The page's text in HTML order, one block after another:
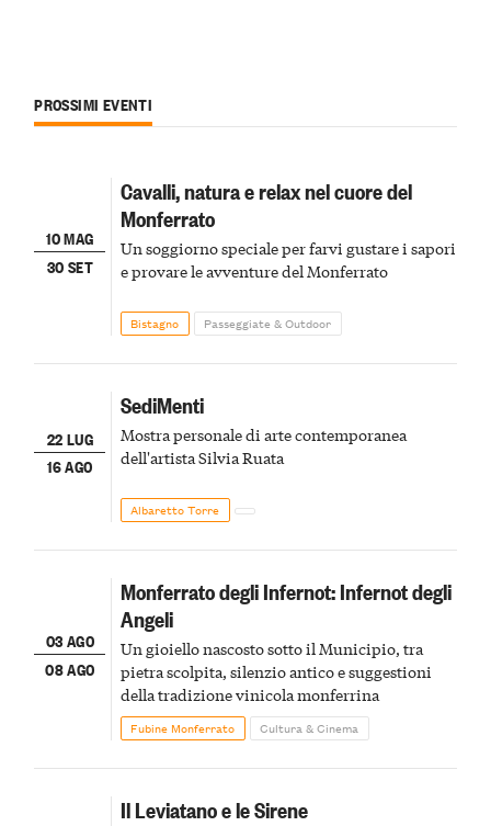
PROSSIMI EVENTI
10 MAG
30 SET
Cavalli, natura e relax nel cuore del
Monferrato
Un soggiorno speciale per farvi gustare i sapori
e provare le avventure del Monferrato
Bistagno Passeggiate & Outdoor
22 LUG
16 AGO
SediMenti
Mostra personale di arte contemporanea
dell'artista Silvia Ruata
Albaretto Torre
03 AGO
08 AGO
Monferrato degli Infernot: Infernot degli
Angeli
Un gioiello nascosto sotto il Municipio, tra
pietra scolpita, silenzio antico e suggestioni
della tradizione vinicola monferrina
Fubine Monferrato Cultura & Cinema
Il Leviatano e le Sirene